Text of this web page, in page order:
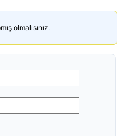
olmalısınız.